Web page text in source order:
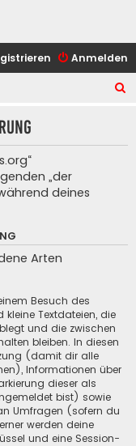
Anmelden
h
„der
deines
Arten
Besuch des
kleine Textdateien, die
und die zwischen
bleiben. In diesen
(damit dir alle
Informationen über
dieser als
bist) sowie
Umfragen (sofern du
werden deine
und eine Session-